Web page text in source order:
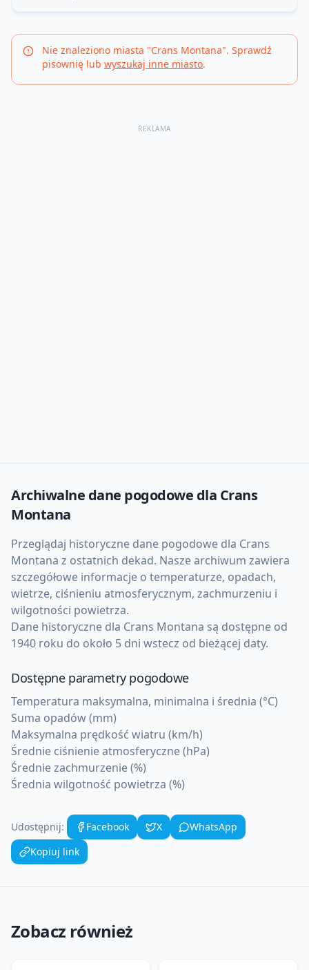
Nie znaleziono miasta "Crans Montana". Sprawdź
pisownię lub wyszukaj inne miasto.
REKLAMA
Archiwalne dane pogodowe dla Crans
Montana
Przeglądaj historyczne dane pogodowe dla Crans
Montana z ostatnich dekad. Nasze archiwum zawiera
szczegółowe informacje o temperaturze, opadach,
wietrze, ciśnieniu atmosferycznym, zachmurzeniu i
wilgotności powietrza.
Dane historyczne dla Crans Montana są dostępne od
1940 roku do około 5 dni wstecz od bieżącej daty.
Dostępne parametry pogodowe
Temperatura maksymalna, minimalna i średnia (°C)
Suma opadów (mm)
Maksymalna prędkość wiatru (km/h)
Średnie ciśnienie atmosferyczne (hPa)
Średnie zachmurzenie (%)
Średnia wilgotność powietrza (%)
Udostępnij: Facebook X
WhatsApp
Kopiuj link
Zobacz również